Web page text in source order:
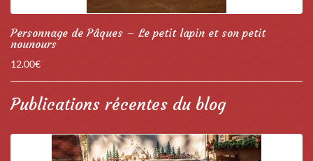
Personnage de Pâques – Le petit lapin et son petit
nounours
12.00€
Publications récentes du blog